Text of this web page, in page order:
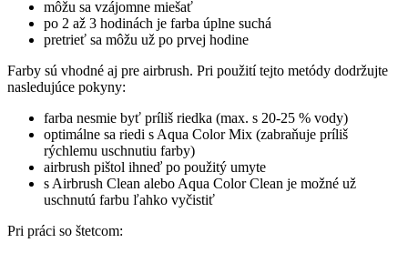
môžu sa vzájomne miešať
po 2 až 3 hodinách je farba úplne suchá
pretrieť sa môžu už po prvej hodine
Farby sú vhodné aj pre airbrush. Pri použití tejto metódy dodržujte
nasledujúce pokyny:
farba nesmie byť príliš riedka (max. s 20-25 % vody)
optimálne sa riedi s Aqua Color Mix (zabraňuje príliš
rýchlemu uschnutiu farby)
airbrush pištol ihneď po použitý umyte
s Airbrush Clean alebo Aqua Color Clean je možné už
uschnutú farbu ľahko vyčistiť
Pri práci so štetcom: